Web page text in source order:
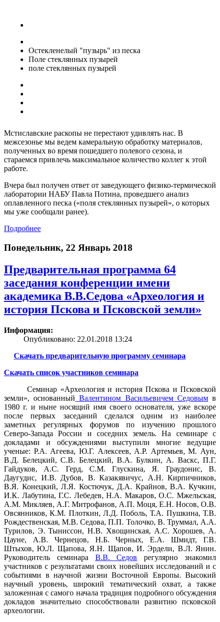
Остекленелый "пузырь" из песка
Поле стеклянных пузырей
поле стеклянных пузырей
Мстиславские раскопы не перестают удивлять нас. В
межсезонье мы ведем камеральную обработку материалов,
полученных во время пошедшего полевого сезона, и
стараемся привлечь максимальное количество коллег к этой
работе.
Вчера был получен ответ от заведующего физико-термической
лаборатории НАБУ Павла Потина, проведшего анализ
оплавленного песка («поля стеклянных пузырей», о которых
мы уже сообщали ранее).
Подробнее
Понедельник, 22 Январь 2018
Предварительная программа 64
заседания конференции имени
академика В.В.Седова «Археология и
история Пскова и Псковской земли»
Информация:
Опубликовано: 22.01.2018 13:24
Скачать предварительную программу семинара
Скачать список участников семинара
Семинар «Археология и история Пскова и Псковской
земли», основанный Валентином Васильевичем Седовымв
1980 г. и ныне носящий имя своего основателя, уже вскоре
после первых заседаний сделался одним из наиболее
заметных регулярных форумов по изучению прошлого
Северо-Запада России и соседних земель. На семинаре с
докладами и обсуждениями выступили многие ведущие
ученые: Р.А. Агеева, Ю.Г. Алексеев, А.Р. Артемьев, М. Аун,
В.Д. Белецкий, С.В. Белецкий, В.А. Булкин, А. Васкс, П.Г.
Гайдуков, А.С. Герд, С.М. Глускина, Я. Граудонис, В.
Даугудис, И.В. Дубов, В. Казакявичус, А.Н. Кирпичников,
В.Я. Конецкий, Л.Я. Костючук, Д.А. Крайнов, В.А. Кучкин,
И.К. Лабутина, Г.С. Лебедев, Н.А. Макаров, О.С. Мжельская,
А.М. Микляев, А.Г. Митрофанов, А.П. Моця, Е.Н. Носов, О.В.
Овсянников, К.М. Плоткин, Л.Д. Поболь, Т.А. Пушкина, Т.В.
Рождественская, М.В. Седова, П.П. Толочко, В. Труммал, А.А.
Турилов, Э. Тыниссон, Н.В. Хвощинская, А.С. Хорошев, А.
Цауне, А.В. Чернецов, Н.Б. Черных, Е.А. Шмидт, Г.В.
Штыхов, Ю.Л. Щапова, Я.Н. Щапов, И. Эрдели, В.Л. Янин.
Руководитель семинара В.В. Седов регулярно знакомил
участников с результатами своих новейших исследований и с
событиями в научной жизни Восточной Европы. Высокий
научный уровень, широкий тематический охват, а также
заложенная с самого начала традиция подробного обсуждения
докладов значительно способствовали развитию псковской
археологии.